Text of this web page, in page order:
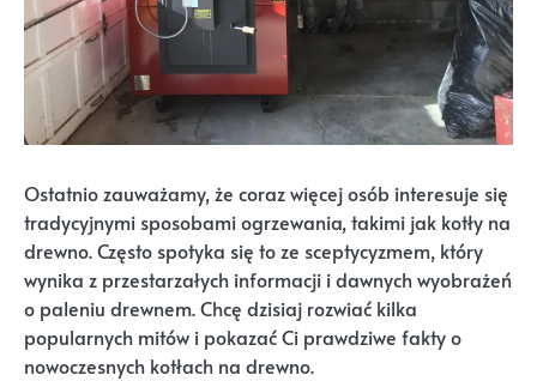
Ostatnio zauważamy, że coraz więcej osób interesuje się
tradycyjnymi sposobami ogrzewania, takimi jak kotły na
drewno. Często spotyka się to ze sceptycyzmem, który
wynika z przestarzałych informacji i dawnych wyobrażeń
o paleniu drewnem. Chcę dzisiaj rozwiać kilka
popularnych mitów i pokazać Ci prawdziwe fakty o
nowoczesnych kotłach na drewno.